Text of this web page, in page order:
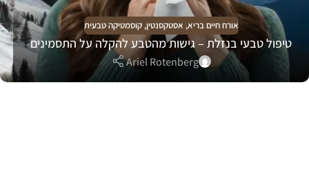
אורח חיים בריא, אסטקסנטין,קוסמטיקה טבעית
טיפול טבעי בנזלת – גישות מהטבע להקלה על התסמינים
Ariel Rotenberg